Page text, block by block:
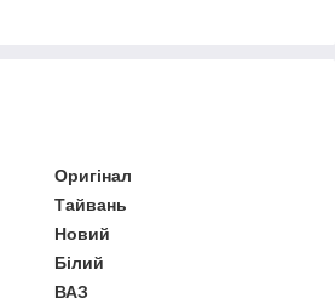
Оригінал
Тайвань
Новий
Білий
ВАЗ